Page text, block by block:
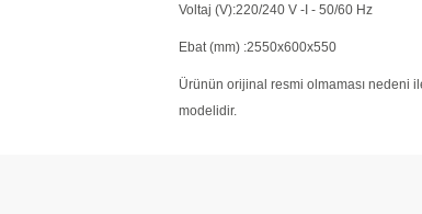
Voltaj (V):220/240 V -I - 50/60 Hz
Ebat (mm) :2550x600x550
Ürünün orijinal resmi olmaması nedeni
modelidir.